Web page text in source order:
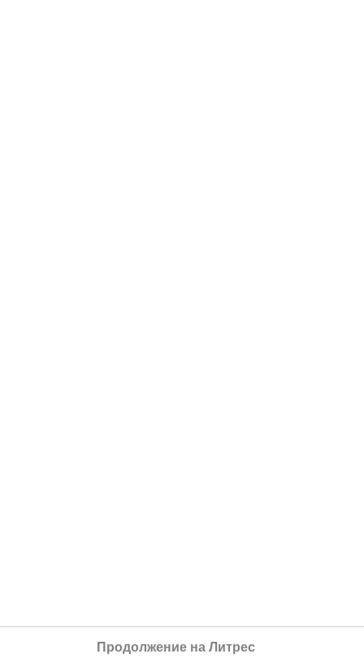
Продолжение на Литрес